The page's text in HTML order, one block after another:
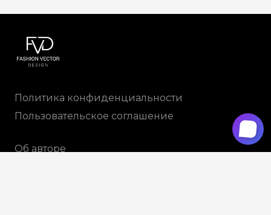
Политика конфиденциальности
Пользовательское соглашение
Об авторе